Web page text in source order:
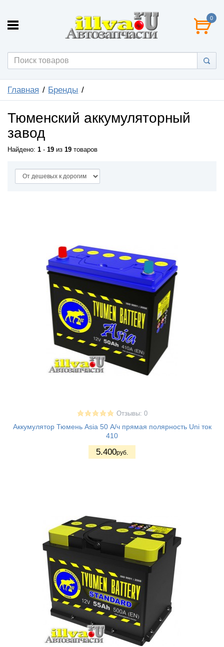
0
Главная Бренды
Тюменский аккумуляторный
завод
Найдено: 1 - 19 из 19 товаров
Отзывы: 0
Аккумулятор Тюмень Asia 50 А/ч прямая полярность Uni ток
410
5.400руб.